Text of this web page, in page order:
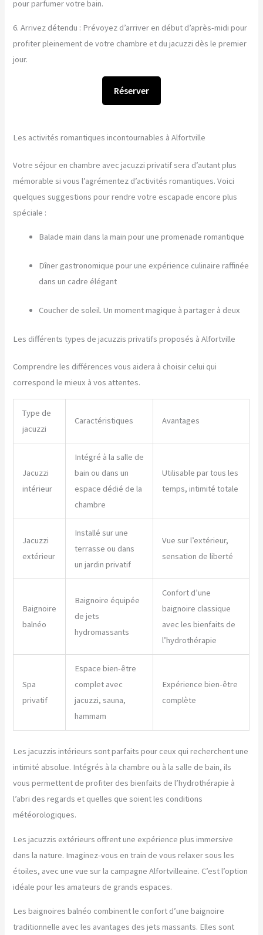
pour parfumer votre bain.
6. Arrivez détendu : Prévoyez d’arriver en début d’après-midi pour
profiter pleinement de votre chambre et du jacuzzi dès le premier
jour.
Réserver
Les activités romantiques incontournables à Alfortville
Votre séjour en chambre avec jacuzzi privatif sera d’autant plus
mémorable si vous l’agrémentez d’activités romantiques. Voici
quelques suggestions pour rendre votre escapade encore plus
spéciale :
Balade main dans la main pour une promenade romantique
Dîner gastronomique pour une expérience culinaire raffinée
dans un cadre élégant
Coucher de soleil. Un moment magique à partager à deux
Les différents types de jacuzzis privatifs proposés à Alfortville
Comprendre les différences vous aidera à choisir celui qui
correspond le mieux à vos attentes.
Type de
jacuzzi
Caractéristiques Avantages
Jacuzzi
intérieur
Intégré à la salle de
bain ou dans un
espace dédié de la
chambre
Utilisable par tous les
temps, intimité totale
Jacuzzi
extérieur
Installé sur une
terrasse ou dans
un jardin privatif
Vue sur l’extérieur,
sensation de liberté
Baignoire
balnéo
Baignoire équipée
de jets
hydromassants
Confort d’une
baignoire classique
avec les bienfaits de
l’hydrothérapie
Spa
privatif
Espace bien-être
complet avec
jacuzzi, sauna,
hammam
Expérience bien-être
complète
Les jacuzzis intérieurs sont parfaits pour ceux qui recherchent une
intimité absolue. Intégrés à la chambre ou à la salle de bain, ils
vous permettent de profiter des bienfaits de l’hydrothérapie à
l’abri des regards et quelles que soient les conditions
météorologiques.
Les jacuzzis extérieurs offrent une expérience plus immersive
dans la nature. Imaginez-vous en train de vous relaxer sous les
étoiles, avec une vue sur la campagne Alfortvilleaine. C’est l’option
idéale pour les amateurs de grands espaces.
Les baignoires balnéo combinent le confort d’une baignoire
traditionnelle avec les avantages des jets massants. Elles sont